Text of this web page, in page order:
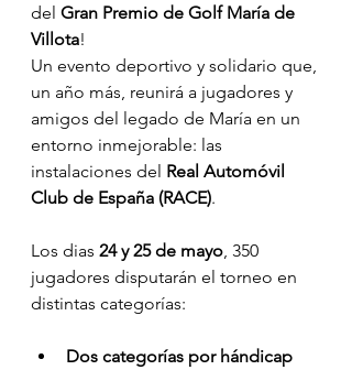
del Gran Premio de Golf María de
Villota!
Un evento deportivo y solidario que,
un año más, reunirá a jugadores y
amigos del legado de María en un
entorno inmejorable: las
instalaciones del Real Automóvil
Club de España (RACE).
Los dias 24 y 25 de mayo, 350
jugadores disputarán el torneo en
distintas categorías:
Dos categorías por hándicap